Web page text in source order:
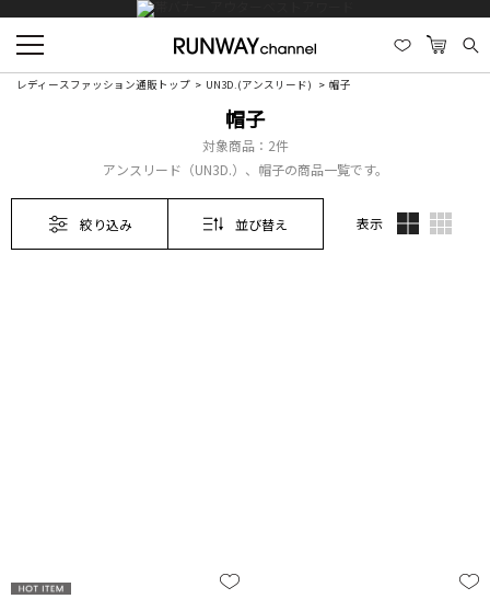
レディースファッション通販トップ UN3D.(アンスリード) 帽子
帽子
対象商品： 2件
アンスリード（UN3D.）、帽子の商品一覧です。
絞り込み 並び替え 表示